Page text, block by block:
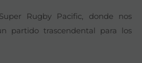
Rugby Pacific, donde nos
partido trascendental para los